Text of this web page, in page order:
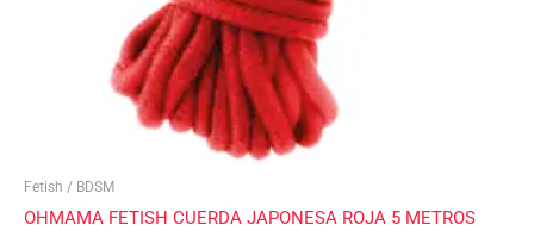
Fetish / BDSM
OHMAMA FETISH CUERDA JAPONESA ROJA 5 METROS